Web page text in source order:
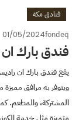
فنادق مكة
01/05/2024fondeq
فندق بارك
ويتوفر به مرافق مميزة